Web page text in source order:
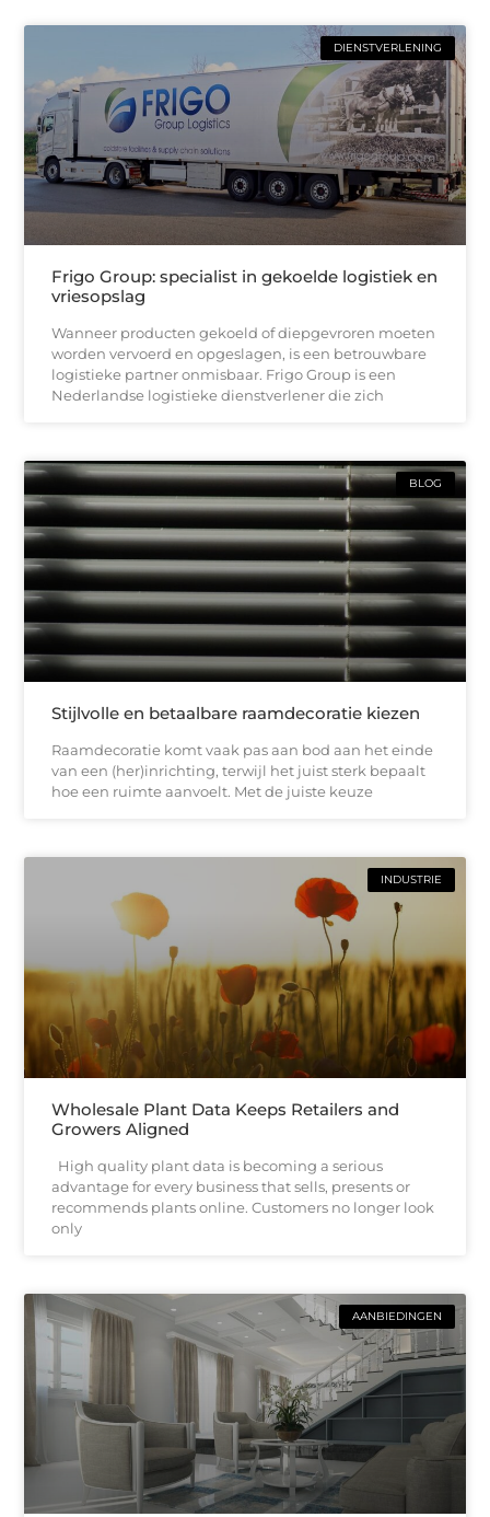
DIENSTVERLENING
Frigo Group: specialist in gekoelde logistiek en
vriesopslag
Wanneer producten gekoeld of diepgevroren moeten
worden vervoerd en opgeslagen, is een betrouwbare
logistieke partner onmisbaar. Frigo Group is een
Nederlandse logistieke dienstverlener die zich
BLOG
Stijlvolle en betaalbare raamdecoratie kiezen
Raamdecoratie komt vaak pas aan bod aan het einde
van een (her)inrichting, terwijl het juist sterk bepaalt
hoe een ruimte aanvoelt. Met de juiste keuze
INDUSTRIE
Wholesale Plant Data Keeps Retailers and
Growers Aligned
High quality plant data is becoming a serious
advantage for every business that sells, presents or
recommends plants online. Customers no longer look
only
AANBIEDINGEN